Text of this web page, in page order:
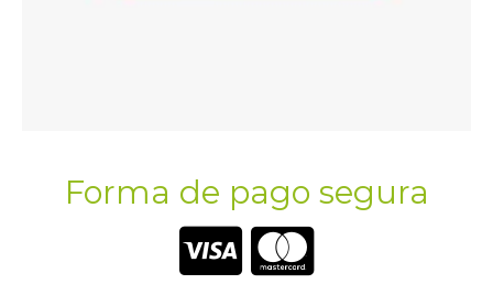
Forma de pago segura